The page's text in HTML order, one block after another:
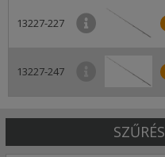
13227-227
13227-247
SZŰRÉS